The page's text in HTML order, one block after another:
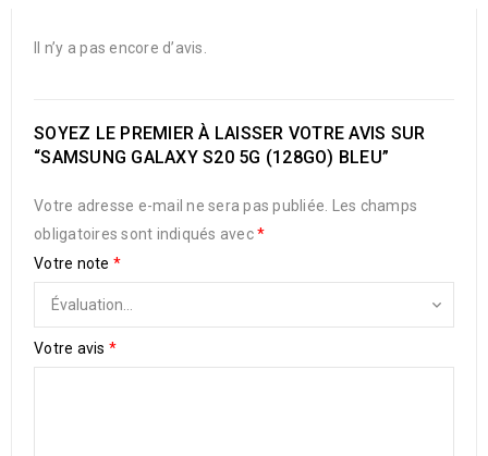
Il n’y a pas encore d’avis.
SOYEZ LE PREMIER À LAISSER VOTRE AVIS SUR
“SAMSUNG GALAXY S20 5G (128GO) BLEU”
Votre adresse e-mail ne sera pas publiée.
Les champs
obligatoires sont indiqués avec*
Votre note *
Votre avis *